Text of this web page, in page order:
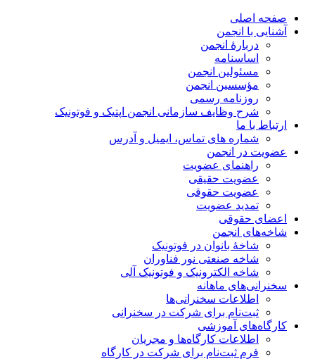
صفحه اصلی
آشنایی با انجمن
دربارۀ انجمن
اساسنامه
مسئولین انجمن
مؤسسین انجمن
روزنامه رسمی
شرح وظایف سازمانی انجمن اپتیک و فوتونیک
ارتباط با ما
شماره های تماس، ایمیل و آدرس
عضویت در انجمن
راهنمای عضویت
عضویت حقیقی
عضویت حقوقی
تمدید عضویت
اعضای حقوقی
شاخه‌های انجمن
شاخۀ بانوان در فوتونیک
شاخه صنعتی نور فناوران
شاخه‌ الکترونیک و فوتونیک آلی
سخنرانی‌های ماهانه
اطلاعات سخنرانی‌‌ها
ثبت‌نام برای شرکت در سخنرانی
کارگاه‌های آموزشی
اطلاعات کارگاه‌ها و مجریان
فرم ثبت‌نام برای شرکت در کارگاه